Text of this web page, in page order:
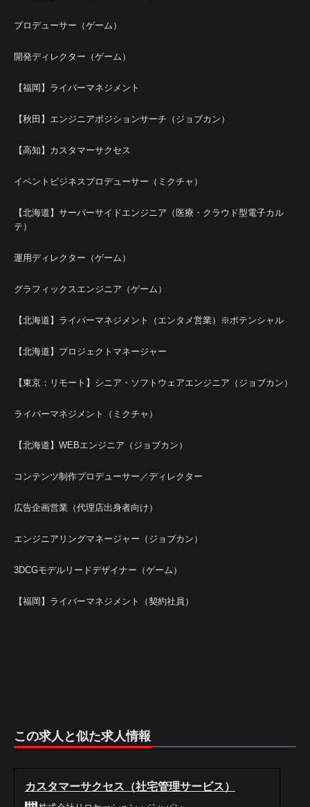
プロデューサー（ゲーム）
開発ディレクター（ゲーム）
【福岡】ライバーマネジメント
【秋田】エンジニアポジションサーチ（ジョブカン）
【高知】カスタマーサクセス
イベントビジネスプロデューサー（ミクチャ）
【北海道】サーバーサイドエンジニア（医療・クラウド型電子カル
テ）
運用ディレクター（ゲーム）
グラフィックスエンジニア（ゲーム）
【北海道】ライバーマネジメント（エンタメ営業）※ポテンシャル
【北海道】プロジェクトマネージャー
【東京：リモート】シニア・ソフトウェアエンジニア（ジョブカン）
ライバーマネジメント（ミクチャ）
【北海道】WEBエンジニア（ジョブカン）
コンテンツ制作プロデューサー／ディレクター
広告企画営業（代理店出身者向け）
エンジニアリングマネージャー（ジョブカン）
3DCGモデルリードデザイナー（ゲーム）
【福岡】ライバーマネジメント（契約社員）
この求人と似た求人情報
カスタマーサクセス（社宅管理サービス）